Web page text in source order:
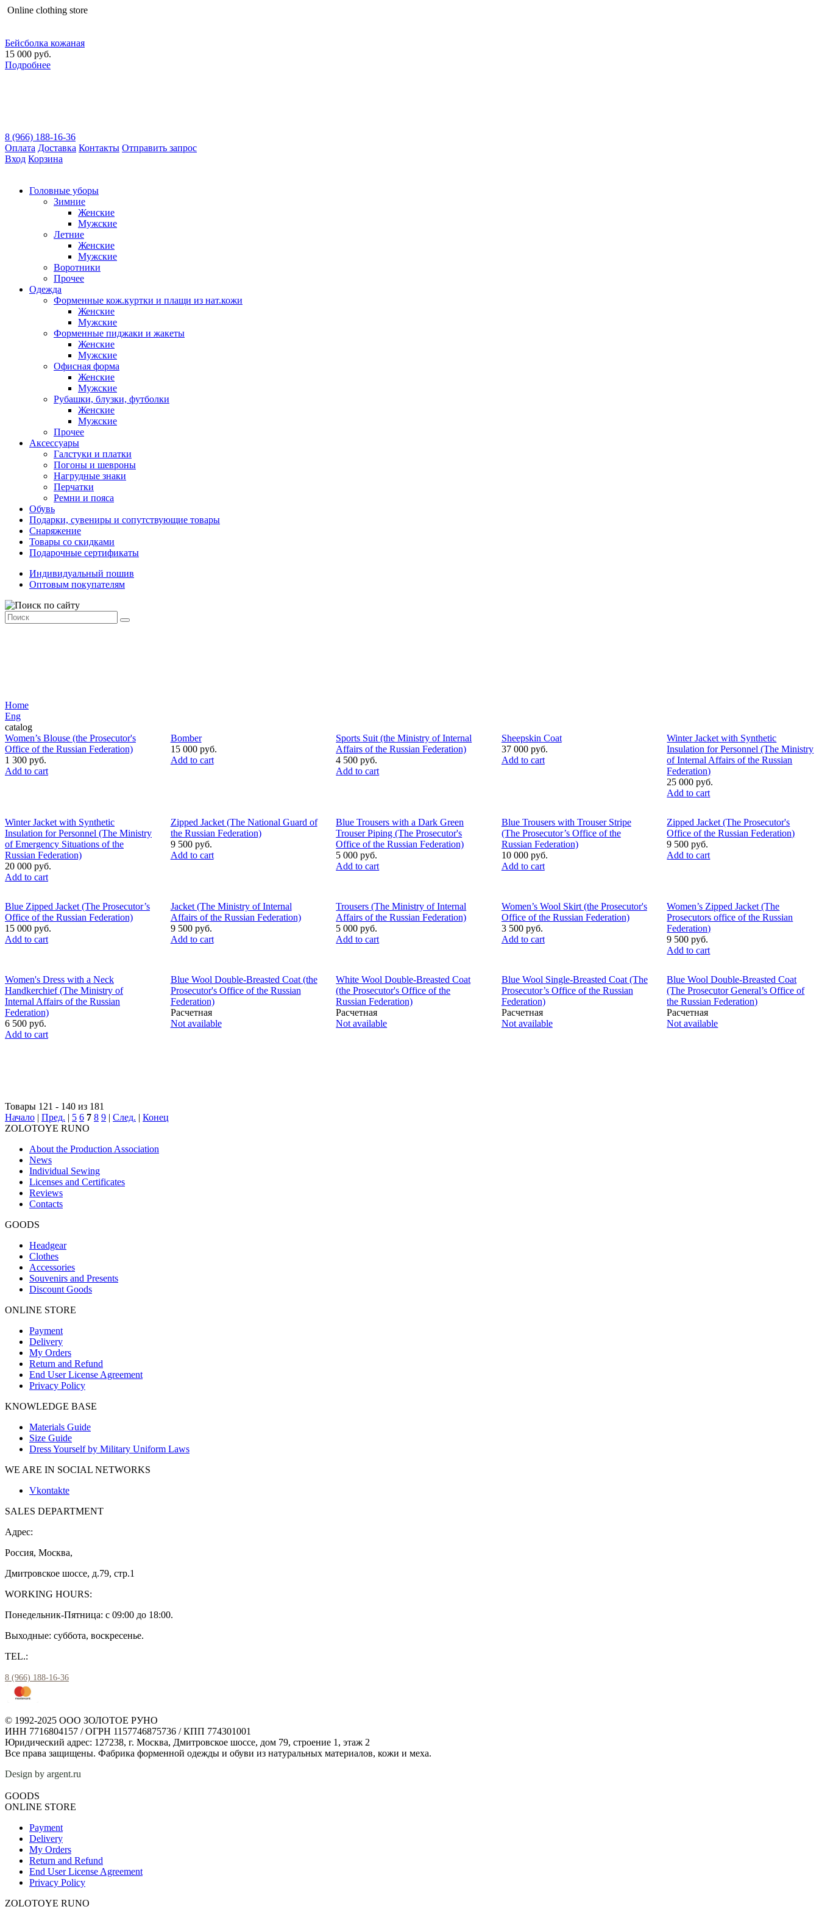
Оnline clothing store
Бейсболка кожаная
15 000 руб.
Подробнее
8 (966) 188-16-36
Оплата Доставка Контакты Отправить запрос
Вход Корзина
Головные уборы
Зимние
Женские
Мужские
Летние
Женские
Мужские
Воротники
Прочее
Одежда
Форменные кож.куртки и плащи из нат.кожи
Женские
Мужские
Форменные пиджаки и жакеты
Женские
Мужские
Офисная форма
Женские
Мужские
Рубашки, блузки, футболки
Женские
Мужские
Прочее
Аксессуары
Галстуки и платки
Погоны и шевроны
Нагрудные знаки
Перчатки
Ремни и пояса
Обувь
Подарки, сувениры и сопутствующие товары
Снаряжение
Товары со скидками
Подарочные сертификаты
Индивидуальный пошив
Оптовым покупателям
Home
Eng
catalog
Women’s Blouse (the Prosecutor's
Office of the Russian Federation)
1 300 руб.
Add to cart
Bomber
15 000 руб.
Add to cart
Sports Suit (the Ministry of Internal
Affairs of the Russian Federation)
4 500 руб.
Add to cart
Sheepskin Coat
37 000 руб.
Add to cart
Winter Jacket with Synthetic
Insulation for Personnel (The Ministry
of Internal Affairs of the Russian
Federation)
25 000 руб.
Add to cart
Winter Jacket with Synthetic
Insulation for Personnel (The Ministry
of Emergency Situations of the
Russian Federation)
20 000 руб.
Add to cart
Zipped Jacket (The National Guard of
the Russian Federation)
9 500 руб.
Add to cart
Blue Trousers with a Dark Green
Trouser Piping (The Prosecutor's
Office of the Russian Federation)
5 000 руб.
Add to cart
Blue Trousers with Trouser Stripe
(The Prosecutor’s Office of the
Russian Federation)
10 000 руб.
Add to cart
Zipped Jacket (The Prosecutor's
Office of the Russian Federation)
9 500 руб.
Add to cart
Blue Zipped Jacket (The Prosecutor’s
Office of the Russian Federation)
15 000 руб.
Add to cart
Jacket (The Ministry of Internal
Affairs of the Russian Federation)
9 500 руб.
Add to cart
Trousers (The Ministry of Internal
Affairs of the Russian Federation)
5 000 руб.
Add to cart
Women’s Wool Skirt (the Prosecutor's
Office of the Russian Federation)
3 500 руб.
Add to cart
Women’s Zipped Jacket (The
Prosecutors office of the Russian
Federation)
9 500 руб.
Add to cart
Women's Dress with a Neck
Handkerchief (The Ministry of
Internal Affairs of the Russian
Federation)
6 500 руб.
Add to cart
Blue Wool Double-Breasted Coat (the
Prosecutor's Office of the Russian
Federation)
Расчетная
Not available
White Wool Double-Breasted Coat
(the Prosecutor's Office of the
Russian Federation)
Расчетная
Not available
Blue Wool Single-Breasted Coat (The
Prosecutor’s Office of the Russian
Federation)
Расчетная
Not available
Blue Wool Double-Breasted Coat
(The Prosecutor General’s Office of
the Russian Federation)
Расчетная
Not available
Товары 121 - 140 из 181
Начало | Пред. | 5 6 7 8 9 | След. | Конец
ZOLOTOYE RUNO
About the Production Association
News
Individual Sewing
Licenses and Certificates
Reviews
Contacts
GOODS
Headgear
Clothes
Accessories
Souvenirs and Presents
Discount Goods
ONLINE STORE
Payment
Delivery
My Orders
Return and Refund
End User License Agreement
Privacy Policy
KNOWLEDGE BASE
Materials Guide
Size Guide
Dress Yourself by Military Uniform Laws
WE ARE IN SOCIAL NETWORKS
Vkontakte
SALES DEPARTMENT
Адрес:
Россия, Москва,
Дмитровское шоссе, д.79, стр.1
WORKING HOURS:
Понедельник-Пятница: с 09:00 до 18:00.
Выходные: суббота, воскресенье.
TEL.:
8 (966) 188-16-36
© 1992-2025 ООО ЗОЛОТОЕ РУНО
ИНН 7716804157 / ОГРН 1157746875736 / КПП 774301001
Юридический адрес: 127238, г. Москва, Дмитровское шоссе, дом 79, строение 1, этаж 2
Все права защищены. Фабрика форменной одежды и обуви из натуральных материалов, кожи и меха.
Design by argent.ru
GOODS
ONLINE STORE
Payment
Delivery
My Orders
Return and Refund
End User License Agreement
Privacy Policy
ZOLOTOYE RUNO